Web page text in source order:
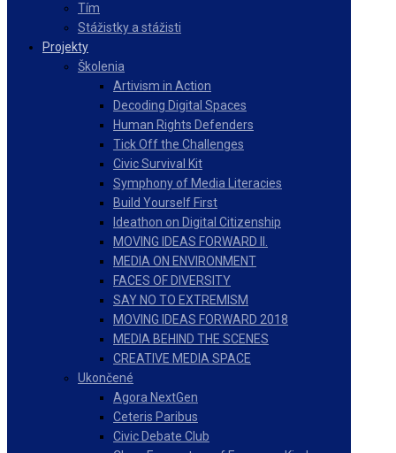
Tím
Stážistky a stážisti
Projekty
Školenia
Artivism in Action
Decoding Digital Spaces
Human Rights Defenders
Tick Off the Challenges
Civic Survival Kit
Symphony of Media Literacies
Build Yourself First
Ideathon on Digital Citizenship
MOVING IDEAS FORWARD II.
MEDIA ON ENVIRONMENT
FACES OF DIVERSITY
SAY NO TO EXTREMISM
MOVING IDEAS FORWARD 2018
MEDIA BEHIND THE SCENES
CREATIVE MEDIA SPACE
Ukončené
Agora NextGen
Ceteris Paribus
Civic Debate Club